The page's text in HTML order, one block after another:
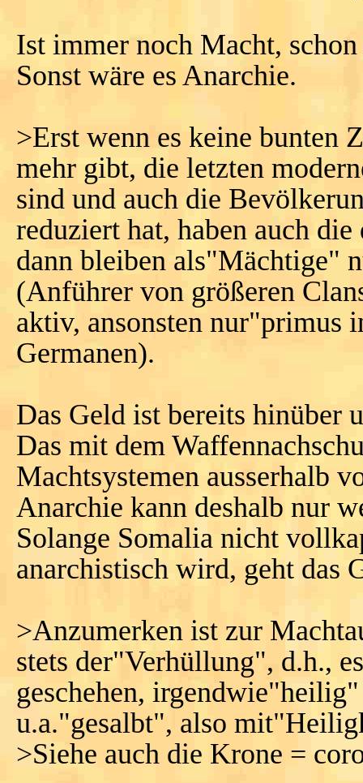
Ist immer noch Macht,
Sonst wäre es Anarchie.
>Erst wenn es keine bunten
mehr gibt, die letzten
sind und auch die
reduziert hat, haben auch
dann bleiben als"Mächtige"
(Anführer von größeren
aktiv, ansonsten nur"primus
Germanen).
Das Geld ist bereits hinüber
Das mit dem
Machtsystemen ausserhalb
Anarchie kann deshalb nur
Solange Somalia nicht
anarchistisch wird, geht das
>Anzumerken ist zur
stets der"Verhüllung", d.h.,
geschehen,
u.a."gesalbt", also
>Siehe auch die Krone =